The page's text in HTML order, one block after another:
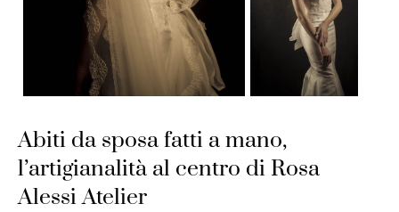
Abiti da sposa fatti a mano,
l’artigianalità al centro di Rosa
Alessi Atelier